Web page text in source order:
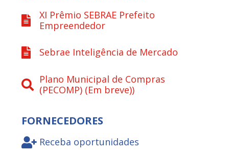
XI Prêmio SEBRAE Prefeito
Empreendedor
Sebrae Inteligência de Mercado
Plano Municipal de Compras
(PECOMP) (Em breve))
FORNECEDORES
Receba oportunidades